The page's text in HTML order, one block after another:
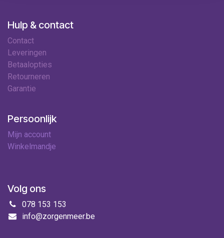
Hulp & contact
Contact
Leveringen
Betaalopties
Retourneren
Garantie
Persoonlijk
Mijn account
Winkelmandje
Volg ons
078 153 153
info@zorgenmeer.be